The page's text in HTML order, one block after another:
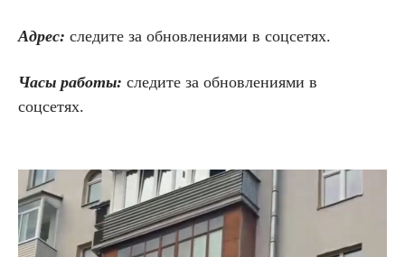
Адрес: следите за обновлениями в соцсетях.
Часы работы: следите за обновлениями в
соцсетях.